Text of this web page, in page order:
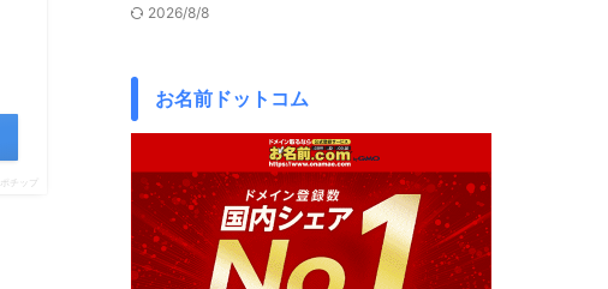
ポチップ
2026/8/8
お名前ドットコム